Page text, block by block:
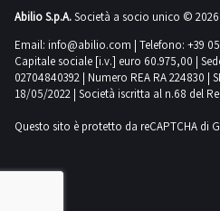
Abilio S.p.A.Società a socio unico © 2026
Email: info@abilio.com | Telefono: +39
Capitale sociale [i.v.] euro 60.975,00 |
02704840392 | Numero REA RA 224830
18/05/2022 | Società iscritta al n.68 del
Questo sito è protetto da reCAPTCHA di